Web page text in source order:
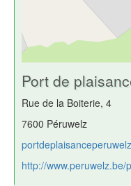
Port de
Rue de la Boiterie, 4
7600 Péruwelz
http://